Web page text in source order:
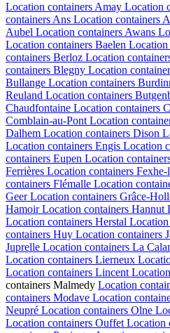
Location containersAmay Location
containersAns Location containers
Aubel Location containersAwans
Location containers Baelen Location
containers Berloz Location
containers Blegny Location
Bullange Location containers
Reuland Location containers
Chaudfontaine Location containers
Comblain-au-Pont Location
Dalhem Location containers Dison
Location containers Engis Location
containers Eupen Location
Ferrières Location containers
containers Flémalle Location
Geer Location containers Grâce-
Hamoir Location containers Hannut
Location containers Herstal Location
containers Huy Location containers
Juprelle Location containers La
Location containers Lierneux
Location containers Lincent
containers Malmedy Location
containers Modave Location
Neupré Location containers Olne
Location containers Ouffet Location